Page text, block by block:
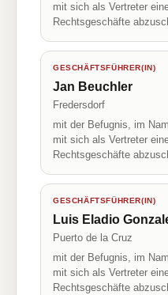
mit sich als Vertreter
Rechtsgeschäfte
GESCHÄFTSFÜHRER(IN)
Jan Beuchler
Fredersdorf
mit der Befugnis, im
mit sich als Vertreter
Rechtsgeschäfte
GESCHÄFTSFÜHRER(IN)
Luis Eladio
Puerto de la Cruz
mit der Befugnis, im
mit sich als Vertreter
Rechtsgeschäfte